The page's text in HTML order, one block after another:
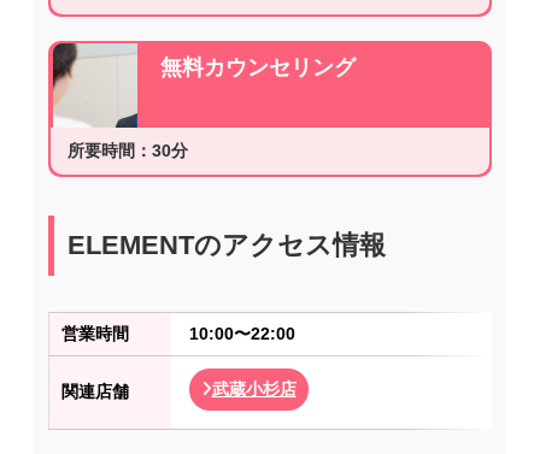
無料カウンセリング
所要時間：30分
ELEMENTのアクセス情報
営業時間 10:00〜22:00
関連店舗 武蔵小杉店